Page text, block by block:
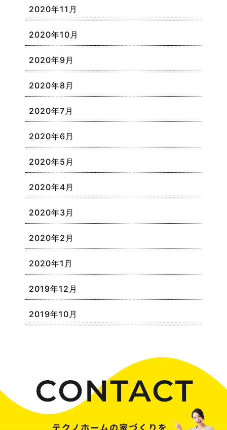
2020年11月
2020年10月
2020年9月
2020年8月
2020年7月
2020年6月
2020年5月
2020年4月
2020年3月
2020年2月
2020年1月
2019年12月
2019年10月